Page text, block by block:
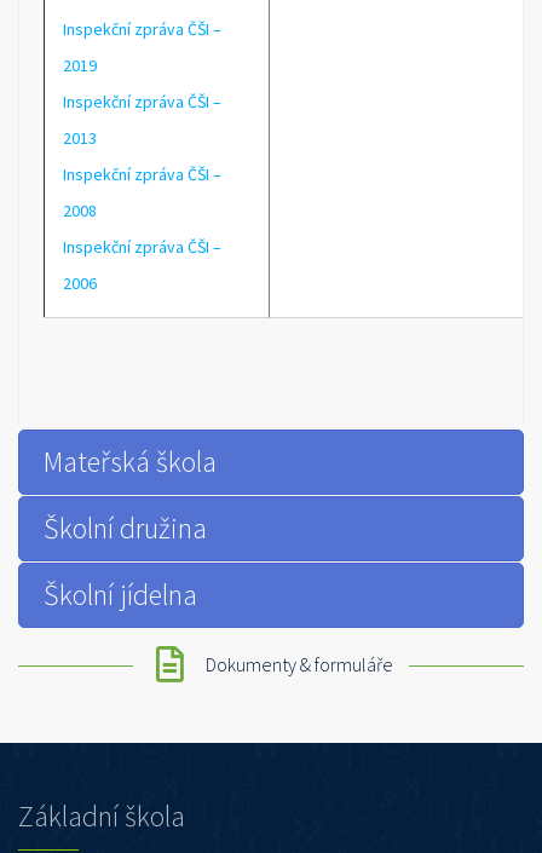
Inspekční zpráva ČŠI –
2019
Inspekční zpráva ČŠI –
2013
Inspekční zpráva ČŠI –
2008
Inspekční zpráva ČŠI –
2006
Mateřská škola
Školní družina
Školní jídelna
Dokumenty & formuláře
Základní škola